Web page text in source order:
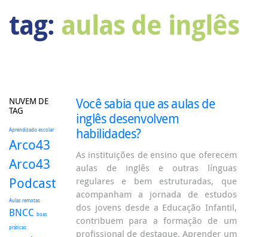
tag: aulas de inglês
NUVEM DE
TAG
Aprendizado escolar
Arco43
Arco43
Podcast
Aulas remotas
BNCC boas
práticas
Você sabia que as aulas de
inglês desenvolvem
habilidades?
As instituições de ensino que oferecem
aulas de inglês e outras línguas
regulares e bem estruturadas, que
acompanham a jornada de estudos
dos jovens desde a Educação Infantil,
contribuem para a formação de um
profissional de destaque. Aprender um